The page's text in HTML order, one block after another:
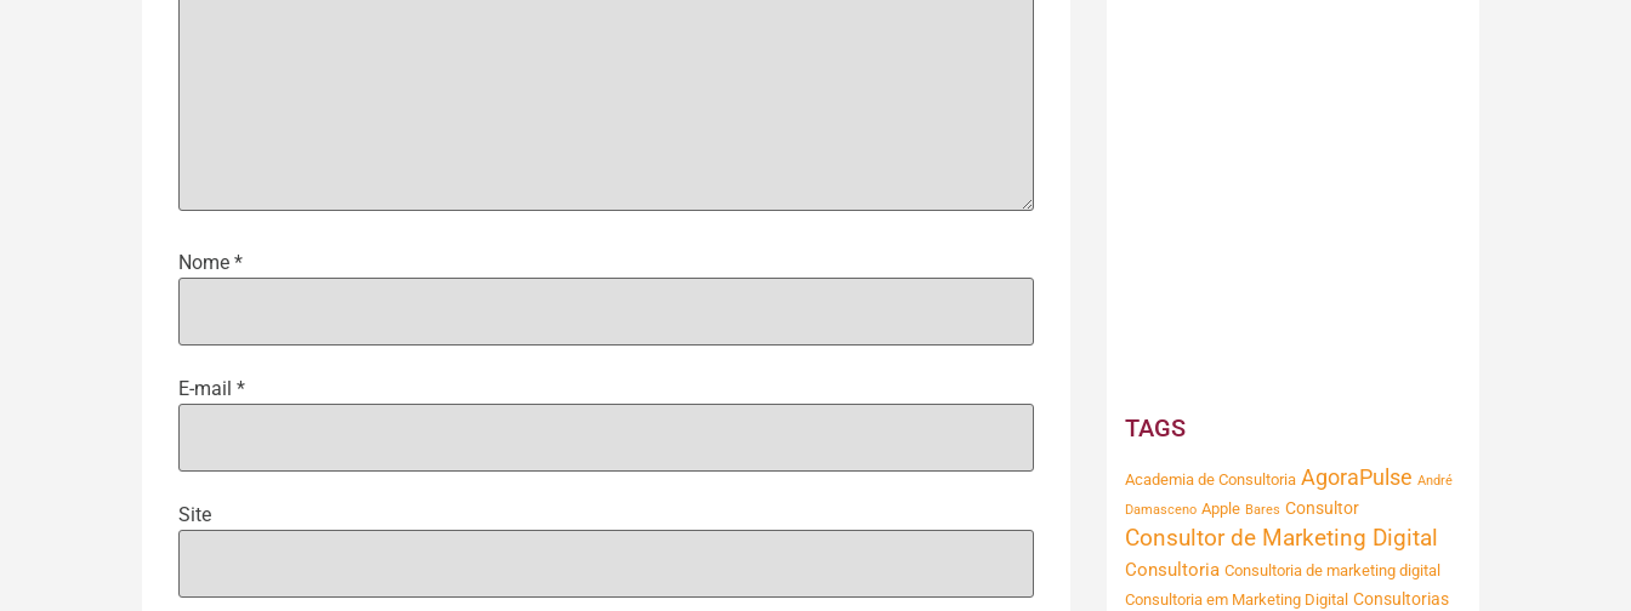
Nome *
E-mail *
Site
TAGS
Academia de Consultoria AgoraPulse André
Damasceno Apple Bares Consultor
Consultor de Marketing Digital
Consultoria Consultoria de marketing digital
Consultoria em Marketing Digital Consultorias